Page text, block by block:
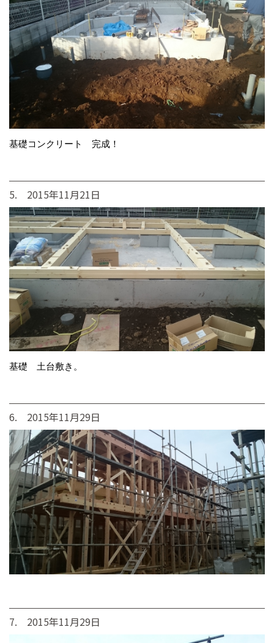
基礎コンクリート 完成！
5. 2015年11月21日
基礎 土台敷き。
6. 2015年11月29日
7. 2015年11月29日